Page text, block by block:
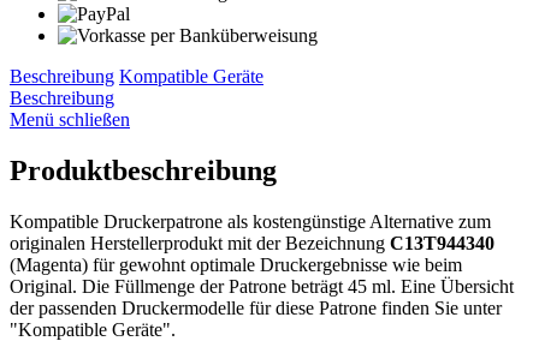
Beschreibung Kompatible Geräte
Beschreibung
Menü schließen
Produktbeschreibung
Kompatible Druckerpatrone als kostengünstige Alternative zum
originalen Herstellerprodukt mit der Bezeichnung C13T944340
(Magenta) für gewohnt optimale Druckergebnisse wie beim
Original. Die Füllmenge der Patrone beträgt 45 ml. Eine Übersicht
der passenden Druckermodelle für diese Patrone finden Sie unter
"Kompatible Geräte".